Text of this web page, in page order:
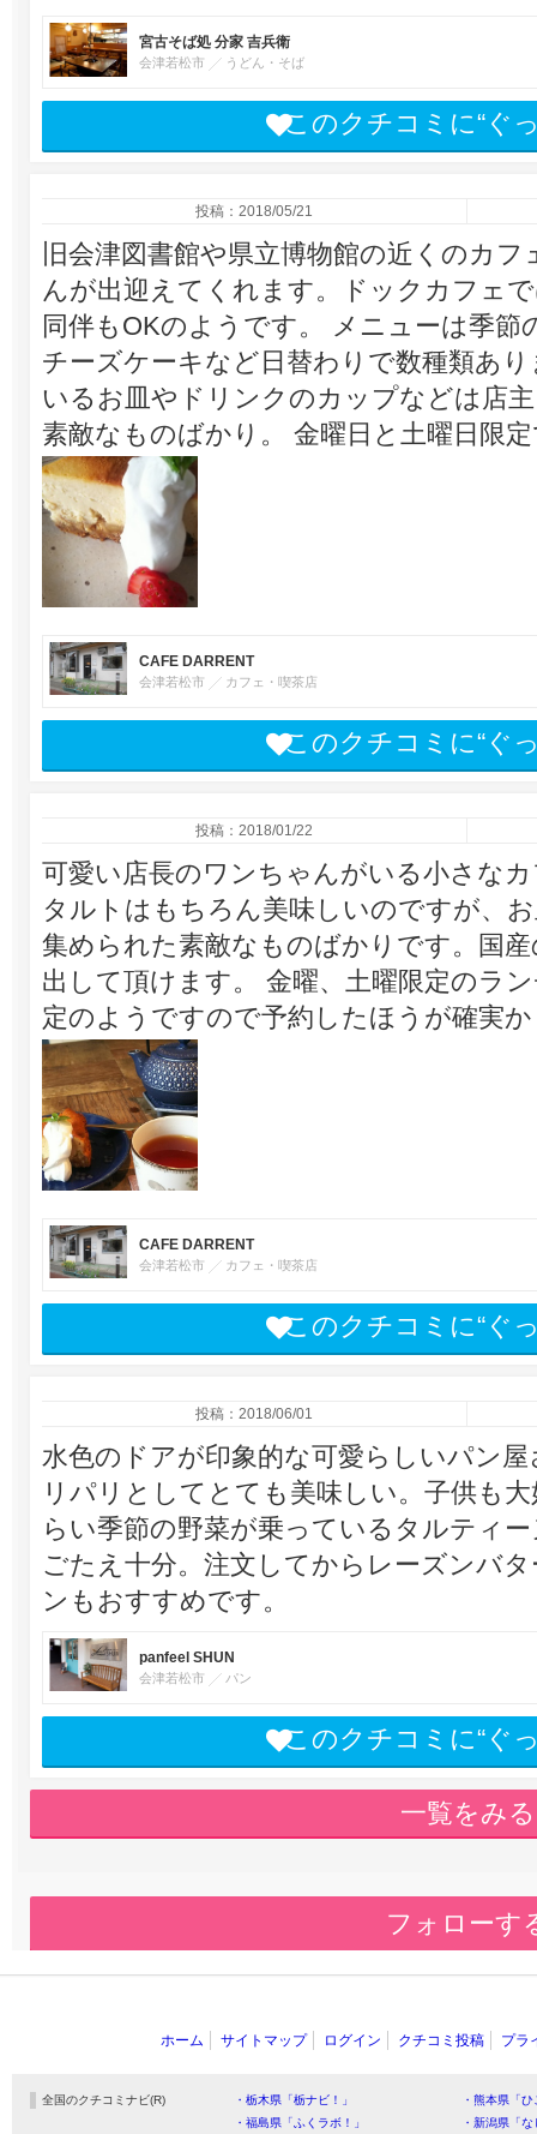
宮古そば処 分家 吉兵衛
会津若松市 うどん・そば
このクチコミに“ぐ
投稿：2018/05/21
旧会津図書館や県立博物館の近くのカ
んが出迎えてくれます。ドックカフェ
同伴もOKのようです。 メニューは季
チーズケーキなど日替わりで数種類あ
いるお皿やドリンクのカップなどは店
素敵なものばかり。 金曜日と土曜日限
CAFE DARRENT
会津若松市 カフェ・喫茶店
このクチコミに“ぐ
投稿：2018/01/22
可愛い店長のワンちゃんがいる小さな
タルトはもちろん美味しいのですが、
集められた素敵なものばかりです。国
出して頂けます。 金曜、土曜限定のラ
定のようですので予約したほうが確実
CAFE DARRENT
会津若松市 カフェ・喫茶店
このクチコミに“ぐ
投稿：2018/06/01
水色のドアが印象的な可愛らしいパン
リパリとしてとても美味しい。子供も
らい季節の野菜が乗っているタルティ
ごたえ十分。注文してからレーズンバ
ンもおすすめです。
panfeel SHUN
会津若松市 パン
このクチコミに“ぐ
一覧をみる
フォローす
ホーム サイトマップ ログイン クチコミ投稿 プラ
全国のクチコミナビ(R) ・栃木県「栃ナビ！」
・熊本県「
・福島県「ふくラボ！」
・新潟県「